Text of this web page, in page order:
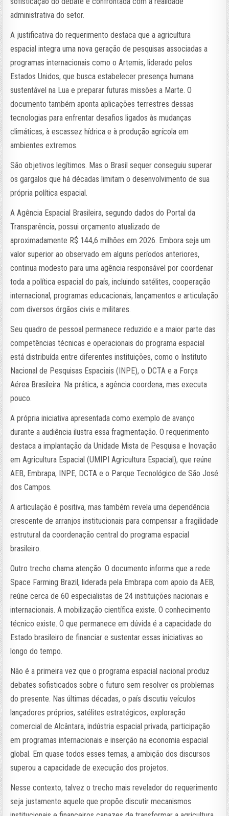
administrativa do setor.
A justificativa do requerimento destaca que a agricultura
espacial integra uma nova geração de pesquisas associadas a
programas internacionais como o Artemis, liderado pelos
Estados Unidos, que busca estabelecer presença humana
sustentável na Lua e preparar futuras missões a Marte. O
documento também aponta aplicações terrestres dessas
tecnologias para enfrentar desafios ligados às mudanças
climáticas, à escassez hídrica e à produção agrícola em
ambientes extremos.
São objetivos legítimos. Mas o Brasil sequer conseguiu superar
os gargalos que há décadas limitam o desenvolvimento de sua
própria política espacial.
A Agência Espacial Brasileira, segundo dados do Portal da
Transparência, possui orçamento atualizado de
aproximadamente R$ 144,6 milhões em 2026. Embora seja um
valor superior ao observado em alguns períodos anteriores,
continua modesto para uma agência responsável por coordenar
toda a política espacial do país, incluindo satélites, cooperação
internacional, programas educacionais, lançamentos e articulação
com diversos órgãos civis e militares.
Seu quadro de pessoal permanece reduzido e a maior parte das
competências técnicas e operacionais do programa espacial
está distribuída entre diferentes instituições, como o Instituto
Nacional de Pesquisas Espaciais (INPE), o DCTA e a Força
Aérea Brasileira. Na prática, a agência coordena, mas executa
pouco.
A própria iniciativa apresentada como exemplo de avanço
durante a audiência ilustra essa fragmentação. O requerimento
destaca a implantação da Unidade Mista de Pesquisa e Inovação
em Agricultura Espacial (UMIPI Agricultura Espacial), que reúne
AEB, Embrapa, INPE, DCTA e o Parque Tecnológico de São José
dos Campos.
A articulação é positiva, mas também revela uma dependência
crescente de arranjos institucionais para compensar a fragilidade
estrutural da coordenação central do programa espacial
brasileiro.
Outro trecho chama atenção. O documento informa que a rede
Space Farming Brazil, liderada pela Embrapa com apoio da AEB,
reúne cerca de 60 especialistas de 24 instituições nacionais e
internacionais. A mobilização científica existe. O conhecimento
técnico existe. O que permanece em dúvida é a capacidade do
Estado brasileiro de financiar e sustentar essas iniciativas ao
longo do tempo.
Não é a primeira vez que o programa espacial nacional produz
debates sofisticados sobre o futuro sem resolver os problemas
do presente. Nas últimas décadas, o país discutiu veículos
lançadores próprios, satélites estratégicos, exploração
comercial de Alcântara, indústria espacial privada, participação
em programas internacionais e inserção na economia espacial
global. Em quase todos esses temas, a ambição dos discursos
superou a capacidade de execução dos projetos.
Nesse contexto, talvez o trecho mais revelador do requerimento
seja justamente aquele que propõe discutir mecanismos